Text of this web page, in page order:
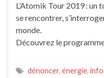
L’Atomik Tour 2019 : un
se rencontrer,
monde.
Découvrez le
dénoncer, énergie,